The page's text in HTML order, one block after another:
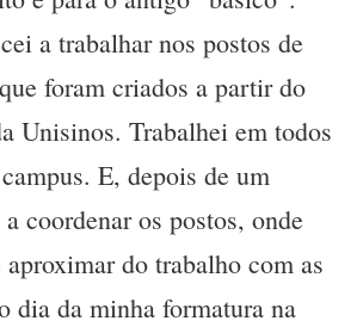
a trabalhar nos postos de
foram criados a partir do
Unisinos. Trabalhei em todos
E, depois de um
coordenar os postos, onde
do trabalho com as
dia da minha formatura na